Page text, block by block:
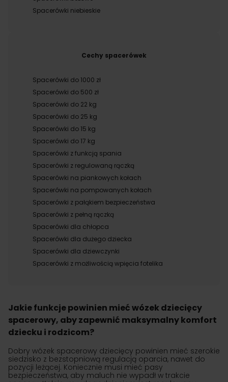
Spacerówki niebieskie
Cechy spacerówek
Spacerówki do 1000 zł
Spacerówki do 500 zł
Spacerówki do 22 kg
Spacerówki do 25 kg
Spacerówki do 15 kg
Spacerówki do 17 kg
Spacerówki z funkcją spania
Spacerówki z regulowaną rączką
Spacerówki na piankowych kołach
Spacerówki na pompowanych kołach
Spacerówki z pałąkiem bezpieczeństwa
Spacerówki z pełną rączką
Spacerówki dla chłopca
Spacerówki dla dużego dziecka
Spacerówki dla dziewczynki
Spacerówki z możliwością wpięcia fotelika
Jakie funkcje powinien mieć wózek dziecięcy
spacerowy, aby zapewnić maksymalny komfort
dziecku i rodzicom?
Dobry wózek spacerowy dziecięcy powinien mieć szerokie
siedzisko z bezstopniową regulacją oparcia, nawet do
pozycji leżącej. Koniecznie musi mieć pasy
bezpieczeństwa, aby maluch nie wypadł w trakcie